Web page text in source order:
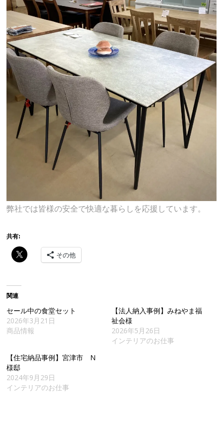
弊社では皆様の安全で快適な暮らしを応援しています。
共有:
その他
関連
セール中の食堂セット
2026年3月21日
商品情報
【法人納入事例】みねやま福
祉会様
2026年5月26日
インテリアのお仕事
【住宅納品事例】宮津市 N
様邸
2024年9月29日
インテリアのお仕事